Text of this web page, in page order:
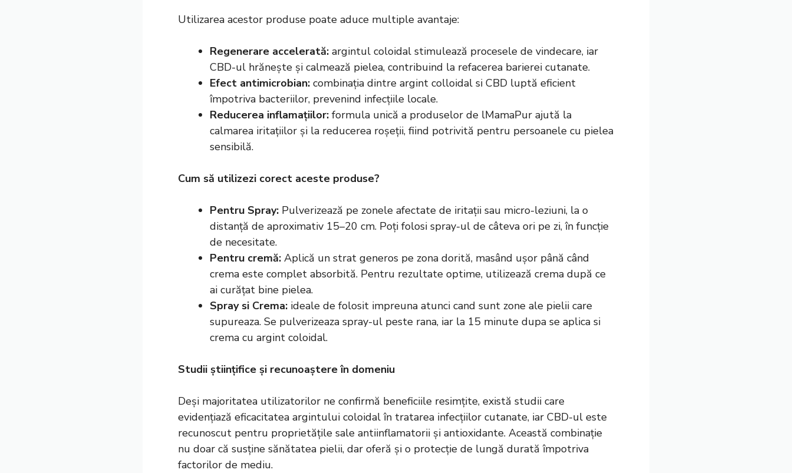
Utilizarea acestor produse poate aduce multiple avantaje:
Regenerare accelerată: argintul coloidal stimulează procesele de vindecare, iar
CBD-ul hrănește și calmează pielea, contribuind la refacerea barierei cutanate.
Efect antimicrobian: combinația dintre argint colloidal si CBD luptă eficient
împotriva bacteriilor, prevenind infecțiile locale.
Reducerea inflamațiilor: formula unică a produselor de lMamaPur ajută la
calmarea iritațiilor și la reducerea roșeții, fiind potrivită pentru persoanele cu pielea
sensibilă.
Cum să utilizezi corect aceste produse?
Pentru Spray: Pulverizează pe zonele afectate de iritații sau micro-leziuni, la o
distanță de aproximativ 15–20 cm. Poți folosi spray-ul de câteva ori pe zi, în funcție
de necesitate.
Pentru cremă: Aplică un strat generos pe zona dorită, masând ușor până când
crema este complet absorbită. Pentru rezultate optime, utilizează crema după ce
ai curățat bine pielea.
Spray si Crema: ideale de folosit impreuna atunci cand sunt zone ale pielii care
supureaza. Se pulverizeaza spray-ul peste rana, iar la 15 minute dupa se aplica si
crema cu argint coloidal.
Studii științifice și recunoaștere în domeniu
Deși majoritatea utilizatorilor ne confirmă beneficiile resimțite, există studii care
evidențiază eficacitatea argintului coloidal în tratarea infecțiilor cutanate, iar CBD-ul este
recunoscut pentru proprietățile sale antiinflamatorii și antioxidante. Această combinație
nu doar că susține sănătatea pielii, dar oferă și o protecție de lungă durată împotriva
factorilor de mediu.